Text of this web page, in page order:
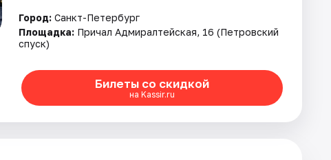
Город: Санкт-Петербург
Площадка: Причал Адмиралтейская, 16 (Петровский
спуск)
Билеты со скидкой
на Kassir.ru